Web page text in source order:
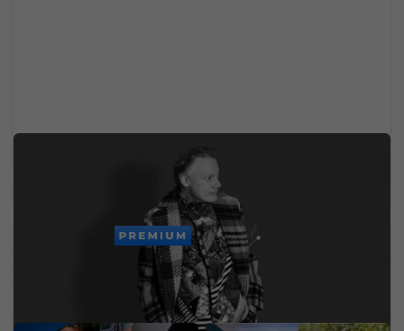
Zomrel svetoznámy hudobný velikán. Stál za
legendárnymi hitmi Madonny, U2 či Brintey
PREMIUM